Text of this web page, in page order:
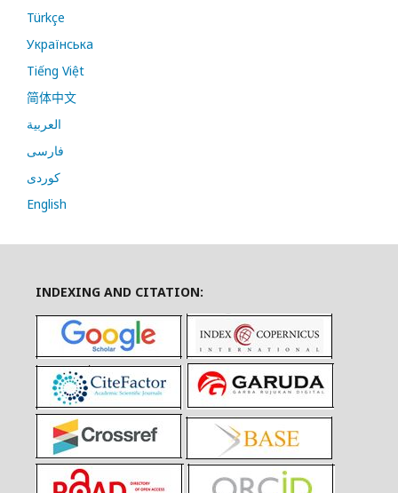
Türkçe
Українська
Tiếng Việt
简体中文
العربية
فارسی
کوردی
English
INDEXING AND CITATION: